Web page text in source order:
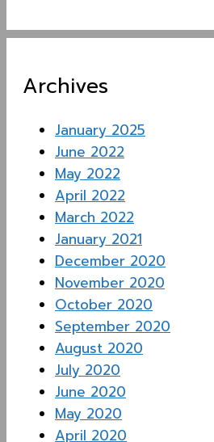
Archives
January 2025
June 2022
May 2022
April 2022
March 2022
January 2021
December 2020
November 2020
October 2020
September 2020
August 2020
July 2020
June 2020
May 2020
April 2020